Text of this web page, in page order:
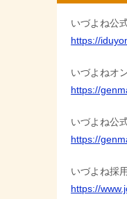
いづよね公
https://
いづよねオ
https://
いづよね公
https://
いづよね採
https://